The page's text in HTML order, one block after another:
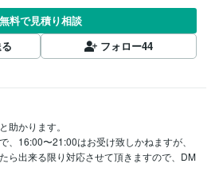
無料で見積り相談
フォロー44
助かります。
、16:00〜21:00はお受け致しかねますが、
ら出来る限り対応させて頂きますので、DM